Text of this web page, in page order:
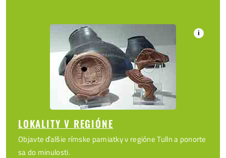
i
LOKALITY V REGIÓNE
Objavte ďalšie rímske pamiatky v regióne Tulln a ponorte
sa do minulosti.